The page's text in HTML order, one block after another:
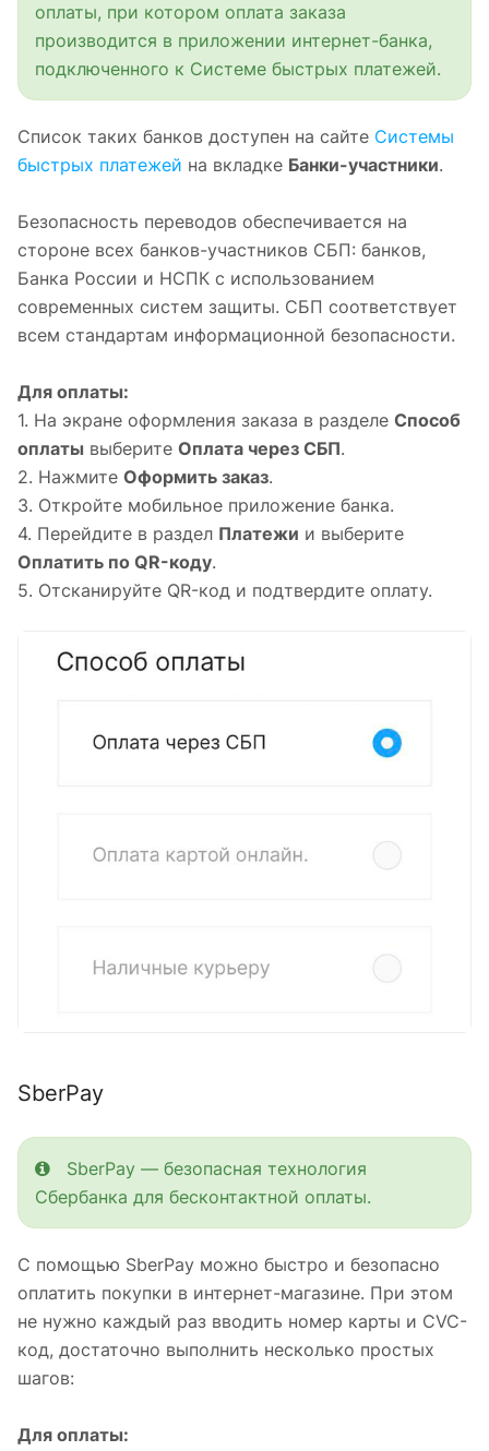
оплаты, при котором оплата заказа
производится в приложении интернет-банка,
подключенного к Системе быстрых платежей.
Список таких банков доступен на сайте Системы
быстрых платежей на вкладке Банки-участники.
Безопасность переводов обеспечивается на
стороне всех банков-участников СБП: банков,
Банка России и НСПК с использованием
современных систем защиты. СБП соответствует
всем стандартам информационной безопасности.
Для оплаты:
1. На экране оформления заказа в разделе Способ
оплаты выберите Оплата через СБП.
2. Нажмите Оформить заказ.
3. Откройте мобильное приложение банка.
4. Перейдите в раздел Платежи и выберите
Оплатить по QR-коду.
5. Отсканируйте QR-код и подтвердите оплату.
SberPay
SberPay — безопасная технология
Сбербанка для бесконтактной оплаты.
С помощью SberPay можно быстро и безопасно
оплатить покупки в интернет-магазине. При этом
не нужно каждый раз вводить номер карты и CVC-
код, достаточно выполнить несколько простых
шагов:
Для оплаты: